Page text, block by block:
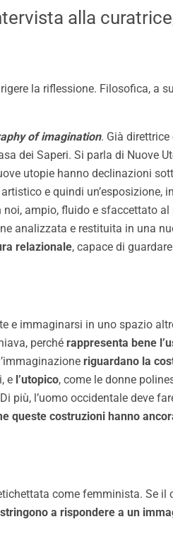
alla
la riflessione. Filosofica, a
of imagination. Già
dei Saperi. Si parla di Nuove
utopie hanno declinazioni
e quindi un’esposizione,
ampio, fluido e sfaccettato
analizzata e restituita in una
relazionale, capace di
e immaginarsi in uno spazio
perché rappresenta bene
riguardano la
e l’utopico, come le donne
Di più, l’uomo occidentale deve
queste costruzioni hanno
come femminista. Se il
a rispondere a un